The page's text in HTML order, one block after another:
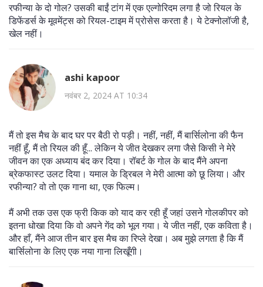
रफीन्या के दो गोल? उसकी बाईं टांग में एक एल्गोरिदम लगा है जो रियल के
डिफेंडर्स के मूवमेंट्स को रियल-टाइम में प्रोसेस करता है। ये टेक्नोलॉजी है,
खेल नहीं।
ashi kapoor
नवंबर 2, 2024 AT 10:34
मैं तो इस मैच के बाद घर पर बैठी रो पड़ी। नहीं, नहीं, मैं बार्सिलोना की फैन
नहीं हूँ, मैं तो रियल की हूँ... लेकिन ये जीत देखकर लगा जैसे किसी ने मेरे
जीवन का एक अध्याय बंद कर दिया। रॉबर्ट के गोल के बाद मैंने अपना
ब्रेकफास्ट उलट दिया। यमाल के ड्रिबल ने मेरी आत्मा को छू लिया। और
रफीन्या? वो तो एक गाना था, एक फिल्म।
मैं अभी तक उस एक फ्री किक को याद कर रही हूँ जहां उसने गोलकीपर को
इतना धोखा दिया कि वो अपने गेंद को भूल गया। ये जीत नहीं, एक कविता है।
और हाँ, मैंने आज तीन बार इस मैच का रिप्ले देखा। अब मुझे लगता है कि मैं
बार्सिलोना के लिए एक नया गाना लिखूँगी।